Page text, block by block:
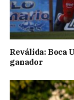
Reválida: Boca
ganador